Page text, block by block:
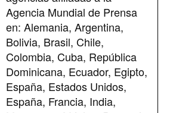
Agencia Mundial de Prensa
en: Alemania, Argentina,
Bolivia, Brasil, Chile,
Colombia, Cuba, República
Dominicana, Ecuador, Egipto,
España, Estados Unidos,
España, Francia, India,